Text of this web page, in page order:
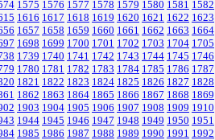
1575 1576 1577 1578 1579 1580 1581 1582
1616 1617 1618 1619 1620 1621 1622 1623
1657 1658 1659 1660 1661 1662 1663 1664
1698 1699 1700 1701 1702 1703 1704 1705
1739 1740 1741 1742 1743 1744 1745 1746
1780 1781 1782 1783 1784 1785 1786 1787
1821 1822 1823 1824 1825 1826 1827 1828
1862 1863 1864 1865 1866 1867 1868 1869
1903 1904 1905 1906 1907 1908 1909 1910
1944 1945 1946 1947 1948 1949 1950 1951
1985 1986 1987 1988 1989 1990 1991 1992